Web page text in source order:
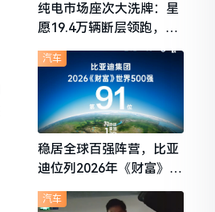
纯电市场座次大洗牌：星
愿19.4万辆断层领跑，理
想i6成最强黑马
稳居全球百强阵营，比亚
迪位列2026年《财富》世
汽车
汽车